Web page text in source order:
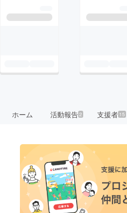
ホーム 活動報告2 支援者 15